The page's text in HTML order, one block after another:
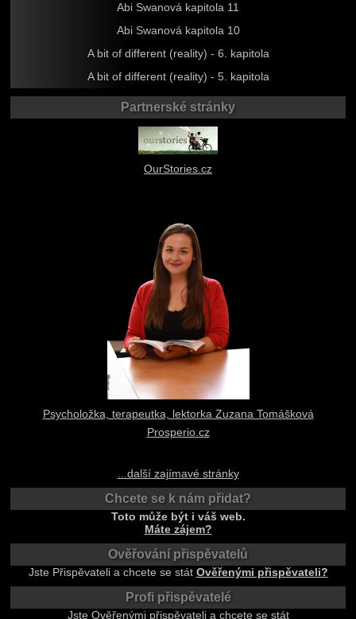
Abi Swanová kapitola 11
Abi Swanová kapitola 10
A bit of different (reality) - 6. kapitola
A bit of different (reality) - 5. kapitola
Partnerské stránky
OurStories.cz
Psycholožka, terapeutka, lektorka Zuzana Tomášková
Prosperio.cz
...další zajímavé stránky
Chcete se k nám přidat?
Toto může být i váš web.
Máte zájem?
Ověřování přispěvatelů
Jste Přispěvateli a chcete se stát Ověřenými přispěvateli?
Profi přispěvatelé
Jste Ověřenými přispěvateli a chcete se stát